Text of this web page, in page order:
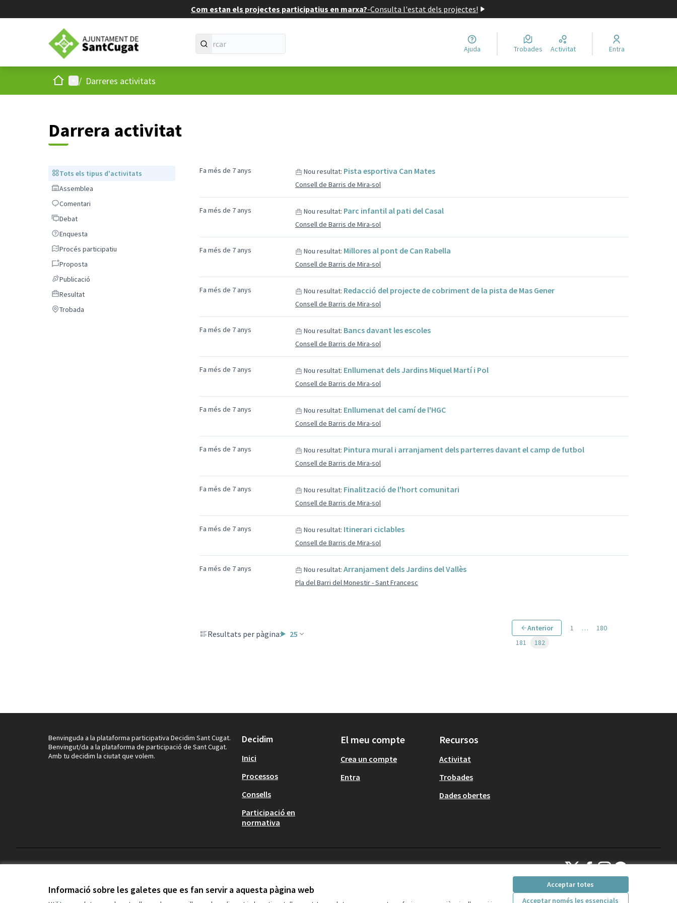
Informació sobre les galetes que es fan servir a aquesta pàgina web
Acceptar totes
Acceptar només les essencials
Com estan els projectes participatius en marxa?-Consulta l'estat dels projectes!
Ajuda Trobades Activitat Entra
Inici Menú principal
/ Darreres activitats
Darrera activitat
Tots els tipus d'activitats
Tots els tipus d'activitats
Assemblea
Assemblea
Comentari
Comentari
DebatDebat
Enquesta
Enquesta
Procés participatiu
Procés participatiu
Proposta
Proposta
Publicació
Publicació
Resultat
Resultat
Trobada
Trobada
Fa més de 7 anys Nou resultat: Pista esportiva Can Mates
Consell de Barris de Mira-sol
Fa més de 7 anys Nou resultat: Parc infantil al pati del Casal
Consell de Barris de Mira-sol
Fa més de 7 anys Nou resultat: Millores al pont de Can Rabella
Consell de Barris de Mira-sol
Fa més de 7 anys Nou resultat: Redacció del projecte de cobriment de la pista de Mas Gener
Consell de Barris de Mira-sol
Fa més de 7 anys Nou resultat: Bancs davant les escoles
Consell de Barris de Mira-sol
Fa més de 7 anys Nou resultat: Enllumenat dels Jardins Miquel Martí i Pol
Consell de Barris de Mira-sol
Fa més de 7 anys Nou resultat: Enllumenat del camí de l'HGC
Consell de Barris de Mira-sol
Fa més de 7 anys Nou resultat: Pintura mural i arranjament dels parterres davant el camp de futbol
Consell de Barris de Mira-sol
Fa més de 7 anys Nou resultat: Finalització de l'hort comunitari
Consell de Barris de Mira-sol
Fa més de 7 anys Nou resultat: Itinerari ciclables
Consell de Barris de Mira-sol
Fa més de 7 anys Nou resultat: Arranjament dels Jardins del Vallès
Pla del Barri del Monestir - Sant Francesc
Resultats per pàgina: 25
Anterior 1 …
180
181
182
Benvinguda a la plataforma participativa Decidim Sant Cugat.
Benvingut/da a la plataforma de participació de Sant Cugat.
Amb tu decidim la ciutat que volem.
Decidim
Inici
Processos
Consells
Participació en
normativa
El meu compte
Crea un compte
Entra
Recursos
Activitat
Trobades
Dades obertes
Decidim Sant Cugat a X
(Enllaç extern)
Decidim Sant Cugat a Facebook
(Enllaç extern)
Decidim Sant Cugat a
(Enllaç extern)
Decidim Sant Cugat
(Enllaç extern)